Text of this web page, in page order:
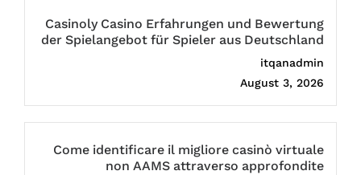
Casinoly Casino Erfahrungen und Bewertung
der Spielangebot für Spieler aus Deutschland
itqanadmin
August 3, 2026
Come identificare il migliore casinò virtuale
non AAMS attraverso approfondite